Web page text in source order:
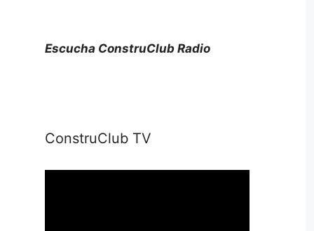
Escucha ConstruClub Radio
ConstruClub TV